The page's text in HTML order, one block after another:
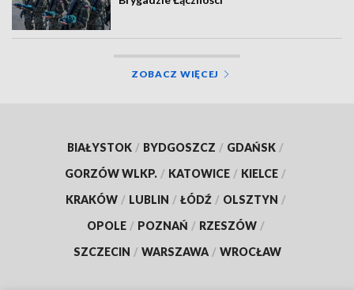
ZOBACZ WIĘCEJ
BIAŁYSTOK / BYDGOSZCZ / GDAŃSK /
GORZÓW WLKP. / KATOWICE / KIELCE /
KRAKÓW / LUBLIN / ŁÓDŹ / OLSZTYN /
OPOLE / POZNAŃ / RZESZÓW /
SZCZECIN / WARSZAWA / WROCŁAW